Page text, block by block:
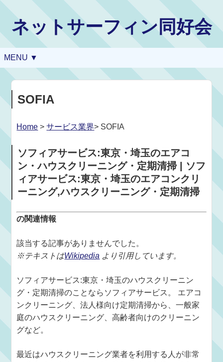
ネットサーフィン同好会
MENU ▼
SOFIA
Home >サービス業界> SOFIA
ソフィアサービス:東京・埼玉のエアコ
ン・ハウスクリーニング・定期清掃 | ソフ
ィアサービス:東京・埼玉のエアコンクリ
ーニング,ハウスクリーニング・定期清掃
の関連情報
該当する記事がありませんでした。
※テキストはWikipedia より引用しています。
ソフィアサービス:東京・埼玉のハウスクリーニン
グ・定期清掃のことならソフィアサービス。 エアコ
ンクリーニング、法人様向け定期清掃から、一般家
庭のハウスクリーニング、高齢者向けのクリーニン
グなど。
最近はハウスクリーニング業者を利用する人が非常